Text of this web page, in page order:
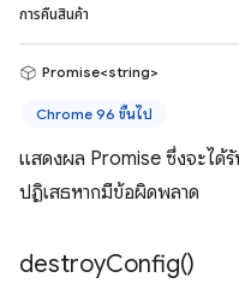
การคืนสินค้า
Promise<string>
Chrome 96 ขึ้นไป
แสดงผล Promise ซึ่งจะได้รั
ปฏิเสธหากมีข้อผิดพลาด
destroyConfig()